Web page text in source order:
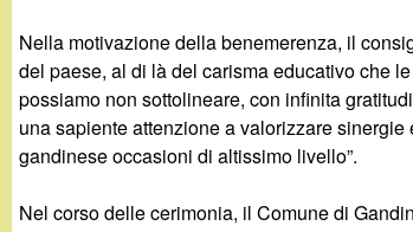
Nella motivazione della benemerenza, il
del paese, al di là del carisma educativo che
possiamo non sottolineare, con infinita
una sapiente attenzione a valorizzare
gandinese occasioni di altissimo livello”.
Nel corso delle cerimonia, il Comune di